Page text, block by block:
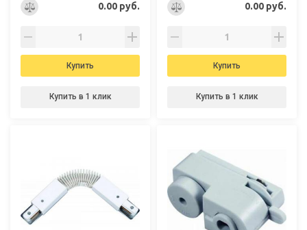
0.00 руб.
Купить
Купить в 1 клик
0.00 руб.
Купить
Купить в 1 клик